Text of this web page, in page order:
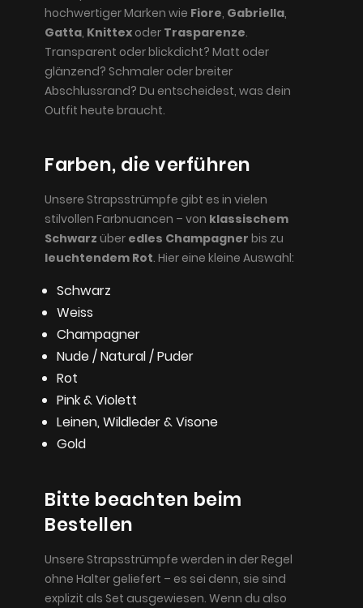
hochwertiger Marken wie Fiore, Gabriella,
Gatta, Knittex oder Trasparenze.
Transparent oder blickdicht? Matt oder
glänzend? Schmaler oder breiter
Abschlussrand? Du entscheidest, was dein
Outfit heute braucht.
Farben, die verführen
Unsere Strapsstrümpfe gibt es in vielen
stilvollen Farbnuancen – von klassischem
Schwarz über edles Champagner bis zu
leuchtendem Rot. Hier eine kleine Auswahl:
Schwarz
Weiss
Champagner
Nude / Natural / Puder
Rot
Pink & Violett
Leinen, Wildleder & Visone
Gold
Bitte beachten beim
Bestellen
Unsere Strapsstrümpfe werden in der Regel
ohne Halter geliefert – es sei denn, sie sind
explizit als Set ausgewiesen. Wenn du also